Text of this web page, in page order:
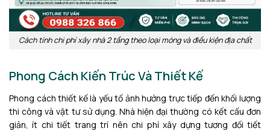
Cách tính chi phí xây nhà 2 tầng theo loại móng và điều kiện địa chất
Phong Cách Kiến Trúc Và Thiết Kế
Phong cách thiết kế là yếu tố ảnh hưởng trực tiếp đến khối lượng
thi công và vật tư sử dụng. Nhà hiện đại thường có kết cấu đơn
giản, ít chi tiết trang trí nên chi phí xây dựng tương đối tiết